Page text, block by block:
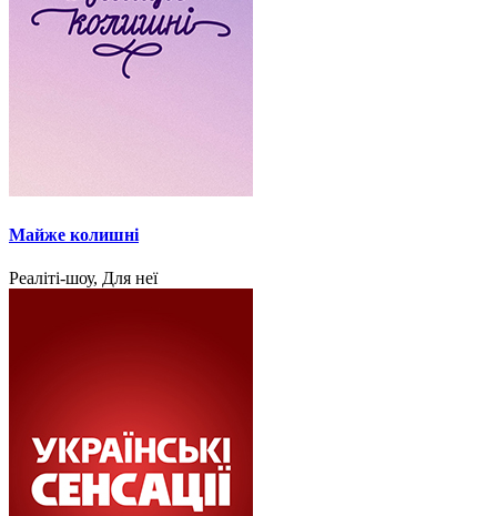
Майже колишні
Реаліті-шоу, Для неї